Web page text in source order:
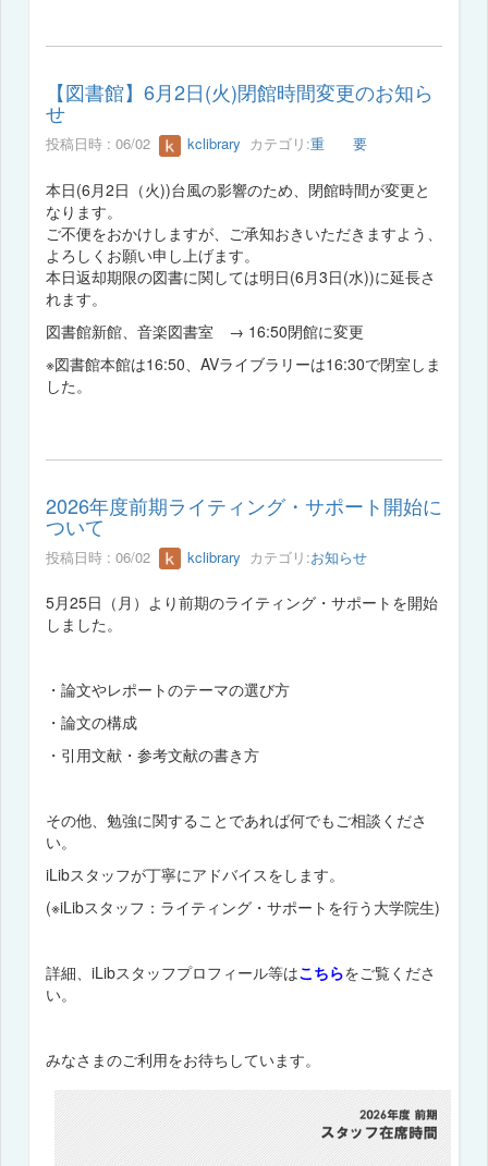
【図書館】6月2日(火)閉館時間変更のお知ら
せ
投稿日時 : 06/02 kclibrary カテゴリ:重 要
本日(6月2日（火))台風の影響のため、閉館時間が変更と
なります。
ご不便をおかけしますが、ご承知おきいただきますよう、
よろしくお願い申し上げます。
本日返却期限の図書に関しては明日(6月3日(水))に延長さ
れます。
図書館新館、音楽図書室 → 16:50閉館に変更
※図書館本館は16:50、AVライブラリーは16:30で閉室しま
した。
2026年度前期ライティング・サポート開始に
ついて
投稿日時 : 06/02 kclibrary カテゴリ:お知らせ
5月25日（月）より前期のライティング・サポートを開始
しました。
・論文やレポートのテーマの選び方
・論文の構成
・引用文献・参考文献の書き方
その他、勉強に関することであれば何でもご相談くださ
い。
iLibスタッフが丁寧にアドバイスをします。
(※iLibスタッフ：ライティング・サポートを行う大学院生)
詳細、iLibスタッフプロフィール等はこちらをご覧くださ
い。
みなさまのご利用をお待ちしています。